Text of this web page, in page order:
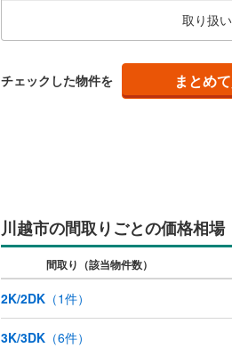
取り扱
チェックした物件を まとめ
川越市の間取りごとの価格相場
間取り（該当物件数）
2K/2DK （1件）
3K/3DK （6件）
比企郡
秩父郡
児玉郡
藤倉(1)
キッチン
独立型
浴室乾
収納
ウォー